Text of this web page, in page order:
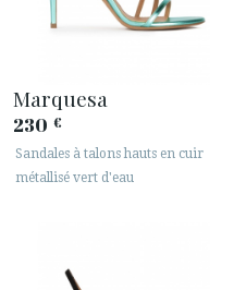
Marquesa
230 €
Sandales à talons hauts en cuir
métallisé vert d'eau